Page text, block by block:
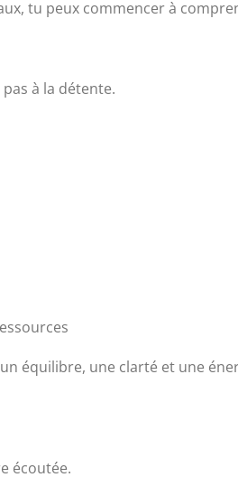
tu peux commencer à
à la détente.
équilibre, une clarté et une
écoutée.